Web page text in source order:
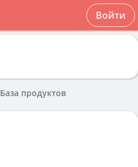
Войти
База продуктов